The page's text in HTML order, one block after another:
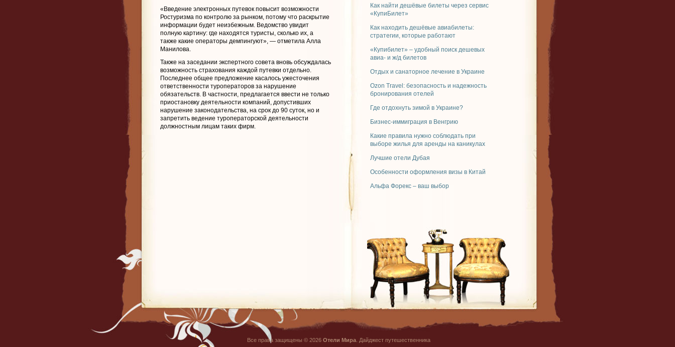
Как найти дешёвые билеты через сервис
«КупиБилет»
Как находить дешёвые авиабилеты:
стратегии, которые работают
«Купибилет» – удобный поиск дешевых
авиа- и ж/д билетов
Отдых и санаторное лечение в Украине
Ozon Travel: безопасность и надежность
бронирования отелей
Где отдохнуть зимой в Украине?
Бизнес-иммиграция в Венгрию
Какие правила нужно соблюдать при
выборе жилья для аренды на каникулах
Лучшие отели Дубая
Особенности оформления визы в Китай
Альфа Форекс – ваш выбор
«Введение электронных путевок повысит возможности
Ростуризма по контролю за рынком, потому что раскрытие
информации будет неизбежным. Ведомство увидит
полную картину: где находятся туристы, сколько их, а
также какие операторы демпингуют», — отметила Алла
Манилова.
Также на заседании экспертного совета вновь обсуждалась
возможность страхования каждой путевки отдельно.
Последнее общее предложение касалось ужесточения
ответственности туроператоров за нарушение
обязательств. В частности, предлагается ввести не только
приостановку деятельности компаний, допустивших
нарушение законодательства, на срок до 90 суток, но и
запретить ведение туроператорской деятельности
должностным лицам таких фирм.
Все права защищены © 2026 Отели Мира . Дайджест путешественника